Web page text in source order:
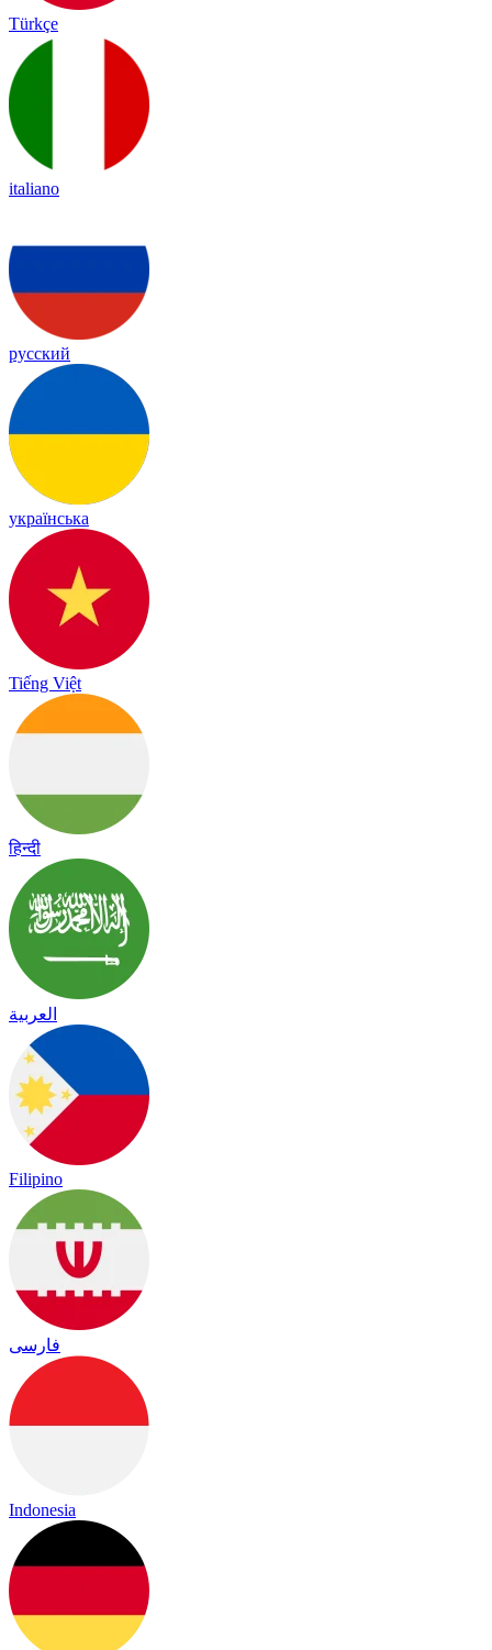
Türkçe
italiano
русский
українська
Tiếng Việt
हिन्दी
العربية
Filipino
فارسی
Indonesia